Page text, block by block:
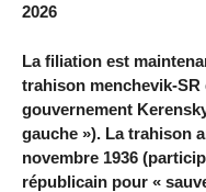
2026
La filiation est
trahison menchevik-SR
gouvernement
gauche »). La trahison
novembre 1936
républicain pour «